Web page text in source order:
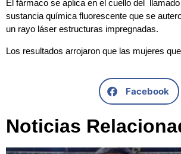
sustancia química fluorescente que se
un rayo láser estructuras impregnadas.
Los resultados arrojaron que las mujeres
Facebook
Noticias